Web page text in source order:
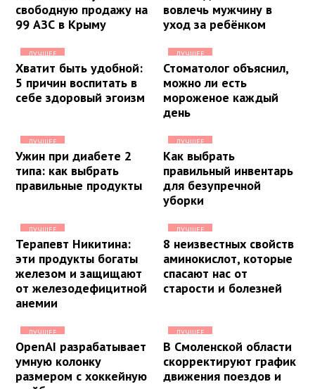
свободную продажу на
99 АЗС в Крыму
вовлечь мужчину в
уход за ребёнком
ЛУЧШЕЕ
Хватит быть удобной:
5 причин воспитать в
себе здоровый эгоизм
ЛУЧШЕЕ
Стоматолог объяснил,
можно ли есть
мороженое каждый
день
ЛУЧШЕЕ
Ужин при диабете 2
типа: как выбрать
правильные продукты
ЛУЧШЕЕ
Как выбрать
правильный инвентарь
для безупречной
уборки
ЛУЧШЕЕ
Терапевт Никитина:
эти продукты богаты
железом и защищают
от железодефицитной
анемии
ЛУЧШЕЕ
8 неизвестных свойств
аминокислот, которые
спасают нас от
старости и болезней
ЛУЧШЕЕ
OpenAI разрабатывает
умную колонку
размером с хоккейную
ЛУЧШЕЕ
В Смоленской области
скорректируют график
движения поездов и